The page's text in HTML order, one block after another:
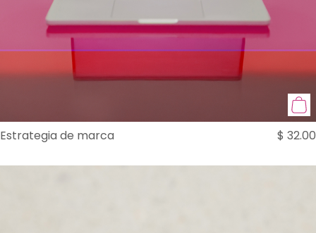
Estrategia de marca $ 32.00